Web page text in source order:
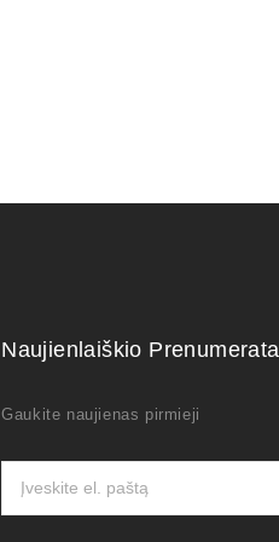
Naujienlaiškio Prenumerata
Gaukite naujienas pirmieji